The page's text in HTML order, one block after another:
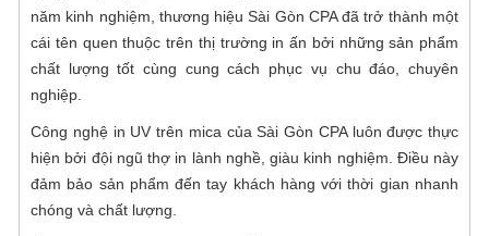
năm kinh nghiệm, thương hiệu Sài Gòn CPA đã trở thành một
cái tên quen thuộc trên thị trường in ấn bởi những sản phẩm
chất lượng tốt cùng cung cách phục vụ chu đáo, chuyên
nghiệp.
Công nghệ in UV trên mica của Sài Gòn CPA luôn được thực
hiện bởi đội ngũ thợ in lành nghề, giàu kinh nghiệm. Điều này
đảm bảo sản phẩm đến tay khách hàng với thời gian nhanh
chóng và chất lượng.